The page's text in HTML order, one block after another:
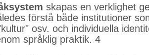
skapas en verklighet
förstå både institutioner
osv. och individuella
språklig praktik. 4